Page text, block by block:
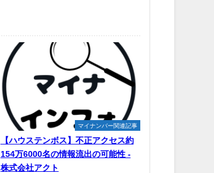
マイナンバー関連記事
【ハウステンボス】不正アクセス約
154万6000名の情報流出の可能性 -
株式会社アクト